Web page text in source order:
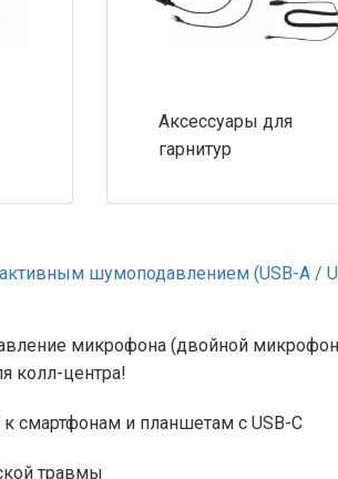
Аксессуары для
гарнитур
шумоподавлением (USB-A /
микрофона (двойной
колл-центра!
смартфонам и планшетам с USB-C
травмы